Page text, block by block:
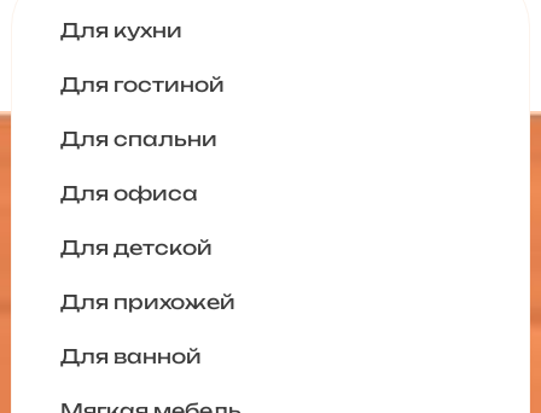
Для кухни
Для гостиной
Для спальни
Для офиса
Для детской
Для прихожей
Для ванной